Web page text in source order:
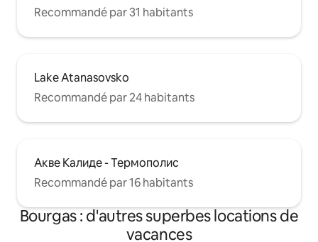
Recommandé par 31 habitants
Lake Atanasovsko
Recommandé par 24 habitants
Акве Калиде - Термополис
Recommandé par 16 habitants
Bourgas : d'autres superbes locations de
vacances